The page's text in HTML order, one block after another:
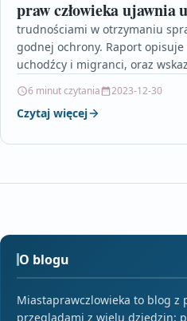
praw człowieka ujawnia
trudnościami w otrzymaniu
godnej ochrony. Raport
uchodźcy i migranci, oraz
6 minut czytania 2023-12-30
Czytaj więcej
O blogu
Miastaprawczlowieka to blog z
przeglądami z wielu dziedzin: